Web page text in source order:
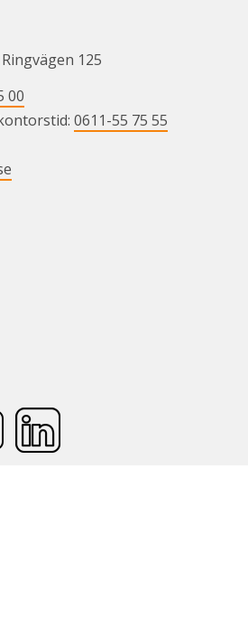
125
00
0611-55 75 55
webbplats.
webbplats.